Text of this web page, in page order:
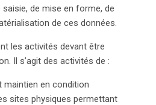
de mise en forme, de
de ces données.
les activités devant être
Il s’agit des activités de :
maintien en condition
sites physiques permettant